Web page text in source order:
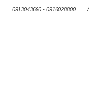
0913043690 - 0916028800 /